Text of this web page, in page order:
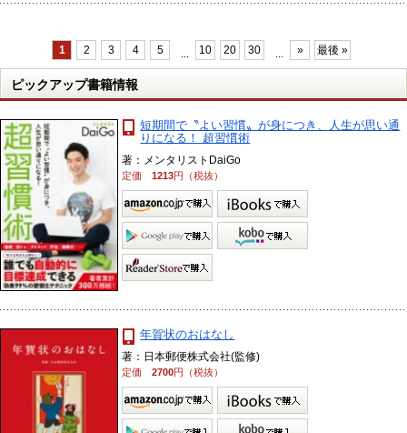
1 2 3 4 5 10 20 30 » 最後 »
ピックアップ書籍情報
短期間で〝よい習慣〟が身につき、人生が思い通
りになる！ 超習慣術
著：メンタリストDaiGo
定価1213円（税抜）
年賀状のおはなし
著：日本郵便株式会社(監修)
定価2700円（税抜）